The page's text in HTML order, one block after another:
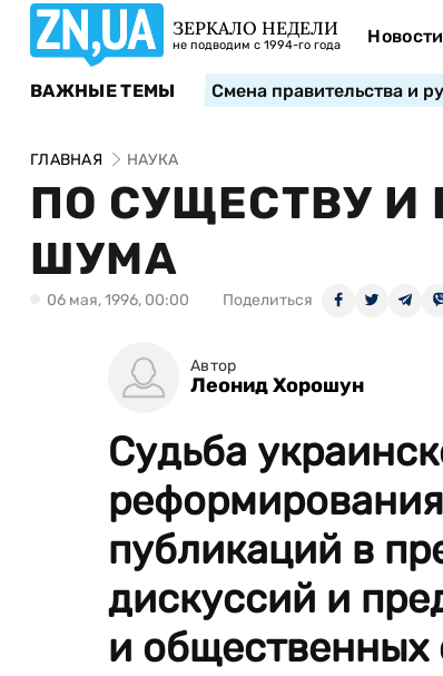
ЗЕРКАЛО НЕДЕЛИ
не подводим с 1994-го года Новости
ВАЖНЫЕ ТЕМЫ Смена правительства и
ГЛАВНАЯ НАУКА
ПО СУЩЕСТВУ
ШУМА
06 мая, 1996, 00:00 Поделиться
Автор
Леонид Хорошун
Судьба
публикаций в
дискуссий и
и общественных